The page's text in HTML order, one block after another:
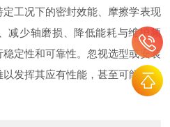
工况下的密封效能、摩擦学表现
减少轴磨损、降低能耗与维护频
定性和可靠性。忽视选型或安装
发挥其应有性能，甚至可能导致